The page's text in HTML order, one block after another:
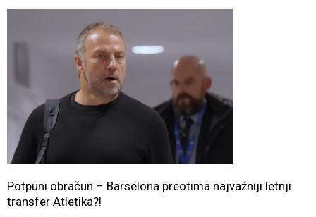
Potpuni obračun – Barselona preotima najvažniji letnji
transfer Atletika?!